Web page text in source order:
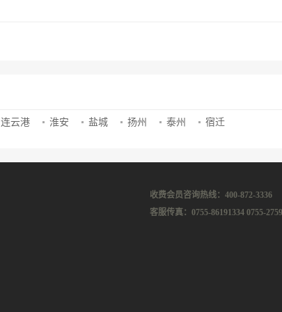
连云港 淮安 盐城 扬州 泰州 宿迁
收费会员咨询热线：400-872-3336
客服传真：0755-86191334 0755-